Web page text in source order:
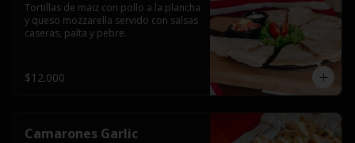
Tortillas de maiz con pollo a la plancha
y queso mozzarella servido con salsas
caseras, palta y pebre.
$12.000
Camarones Garlic